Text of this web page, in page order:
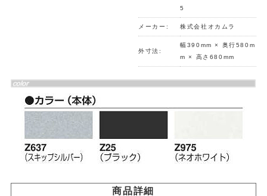
5
メーカー: 株式会社オカムラ
外寸法:
幅390mm × 奥行580m
m × 高さ680mm
商品詳細